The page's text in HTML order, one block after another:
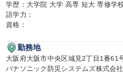
学歴：大学院 大学 高専 短大 専修学
語学力：
資格：
勤務地
大阪府大阪市中央区城見2丁目1番61
パナソニック防災システムズ株式会社